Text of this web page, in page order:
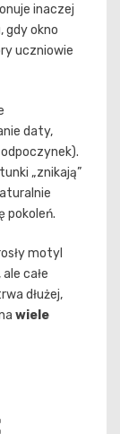
inaczej
gdy okno
uczniowie
daty,
„znikają”
pokoleń.
motyl
, ale całe
dłużej,
wiele